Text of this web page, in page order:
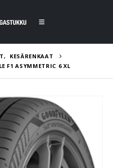
,
KESÄRENKAAT
F1 ASYMMETRIC 6 XL